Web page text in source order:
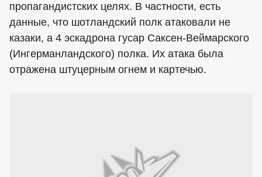
пропагандистских целях. В частности, есть
данные, что шотландский полк атаковали не
казаки, а 4 эскадрона гусар Саксен-Веймарского
(Ингерманландского) полка. Их атака была
отражена штуцерным огнем и картечью.